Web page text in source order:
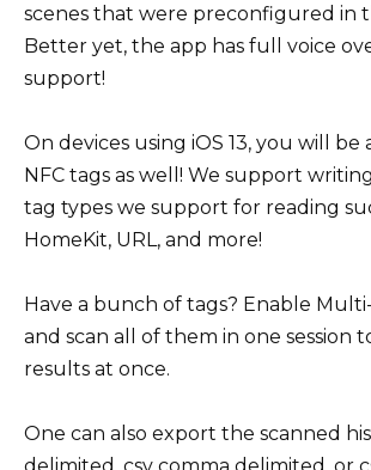
scenes that were preconfigured in
Better yet, the app has full voice
support!
On devices using iOS 13, you will
NFC tags as well! We support
tag types we support for reading
HomeKit, URL, and more!
Have a bunch of tags? Enable
and scan all of them in one session
results at once.
One can also export the scanned